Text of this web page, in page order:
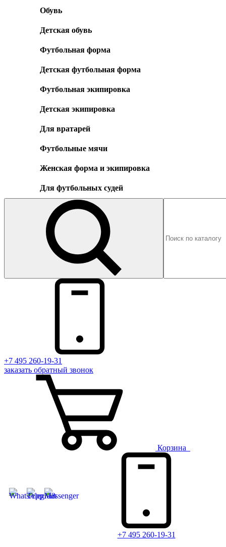
Обувь
Детская обувь
Футбольная форма
Детская футбольная форма
Футбольная экипировка
Детская экипировка
Для вратарей
Футбольные мячи
Женская форма и экипировка
Для футбольных судей
+7 495 260-19-31
заказать обратный звонок
Корзина
+7 495 260-19-31